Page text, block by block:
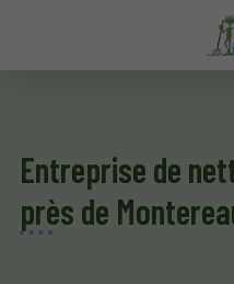
Entreprise de
près de